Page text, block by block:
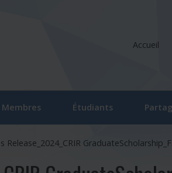
Accueil
Membres
Chercheurs réguliers
Étudiants
Comité étudiant du CRIR
Release_2024_CRIR